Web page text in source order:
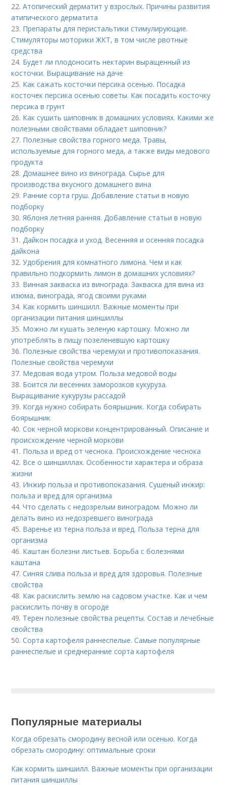
22.Атопический дерматит у взрослых. Причины развития
атипического дерматита
23. Препараты для перистальтики стимулирующие.
Стимуляторы моторики ЖКТ, в том числе рвотные
средства
24. Будет ли плодоносить нектарин выращенный из
косточки. Выращивание на даче
25. Как сажать косточки персика осенью. Посадка
косточек персика осенью советы. Как посадить косточку
персика в грунт
26. Как сушить шиповник в домашних условиях. Какими же
полезными свойствами обладает шиповник?
27. Полезные свойства горного меда. Травы,
используемые для горного меда, а также виды медового
продукта
28.Домашнее вино из винограда. Сырье для
производства вкусного домашнего вина
29. Ранние сорта груш. Добавление статьи в новую
подборку
30.Яблоня летняя ранняя. Добавление статьи в новую
подборку
31.Дайкон посадка и уход. Весенняя и осенняя посадка
дайкона
32.Удобрения для комнатного лимона. Чем и как
правильно подкормить лимон в домашних условиях?
33. Винная закваска из винограда. Закваска для вина из
изюма, винограда, ягод своими руками
34. Как кормить шиншилл. Важные моменты при
организации питания шиншиллы
35. Можно ли кушать зеленую картошку. Можно ли
употреблять в пищу позеленевшую картошку
36. Полезные свойства черемухи и противопоказания.
Полезные свойства черемухи
37. Медовая вода утром. Польза медовой воды
38. Боится ли весенних заморозков кукуруза.
Выращивание кукурузы рассадой
39. Когда нужно собирать боярышник. Когда собирать
боярышник
40.Сок черной моркови концентрированный. Описание и
происхождение черной моркови
41. Польза и вред от чеснока. Происхождение чеснока
42. Все о шиншиллах. Особенности характера и образа
жизни
43. Инжир польза и противопоказания. Сушеный инжир:
польза и вред для организма
44.Что сделать с недозрелым виноградом. Можно ли
делать вино из недозревшего винограда
45. Варенье из терна польза и вред. Польза терна для
организма
46. Каштан болезни листьев. Борьба с болезнями
каштана
47.Синяя слива польза и вред для здоровья. Полезные
свойства
48. Как раскислить землю на садовом участке. Как и чем
раскислить почву в огороде
49. Терен полезные свойства рецепты. Состав и лечебные
свойства
50.Сорта картофеля раннеспелые. Cамые популярные
раннеспелые и среднеранние сорта картофеля
Популярные материалы
Когда обрезать смородину весной или осенью. Когда
обрезать смородину: оптимальные сроки
Как кормить шиншилл. Важные моменты при организации
питания шиншиллы